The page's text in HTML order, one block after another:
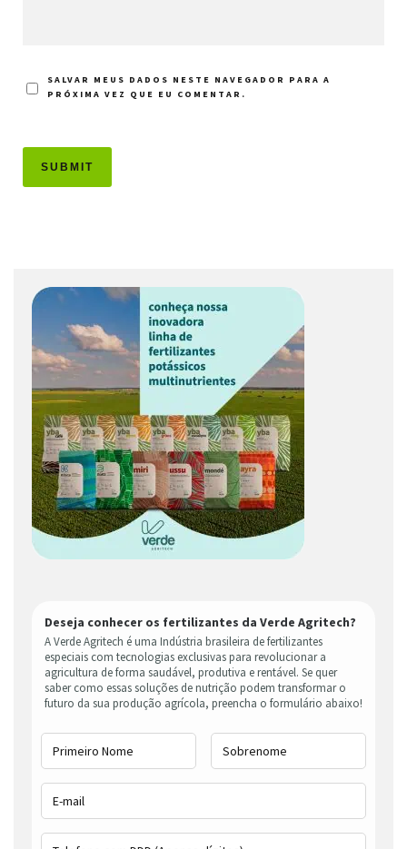
SALVAR MEUS DADOS NESTE NAVEGADOR PARA A
PRÓXIMA VEZ QUE EU COMENTAR.
Deseja conhecer os fertilizantes da Verde Agritech?
A Verde Agritech é uma Indústria brasileira de fertilizantes
especiais com tecnologias exclusivas para revolucionar a
agricultura de forma saudável, produtiva e rentável. Se quer
saber como essas soluções de nutrição podem transformar o
futuro da sua produção agrícola, preencha o formulário abaixo!